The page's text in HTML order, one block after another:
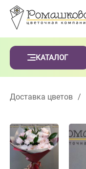
КАТАЛОГ
Доставка цветов /